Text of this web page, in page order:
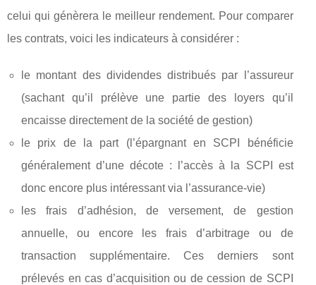
celui qui génèrera le meilleur rendement. Pour comparer
les contrats, voici les indicateurs à considérer :
le montant des dividendes distribués par l’assureur
(sachant qu’il prélève une partie des loyers qu’il
encaisse directement de la société de gestion)
le prix de la part (l’épargnant en SCPI bénéficie
généralement d’une décote : l’accès à la SCPI est
donc encore plus intéressant via l’assurance-vie)
les frais d’adhésion, de versement, de gestion
annuelle, ou encore les frais d’arbitrage ou de
transaction supplémentaire. Ces derniers sont
prélevés en cas d’acquisition ou de cession de SCPI